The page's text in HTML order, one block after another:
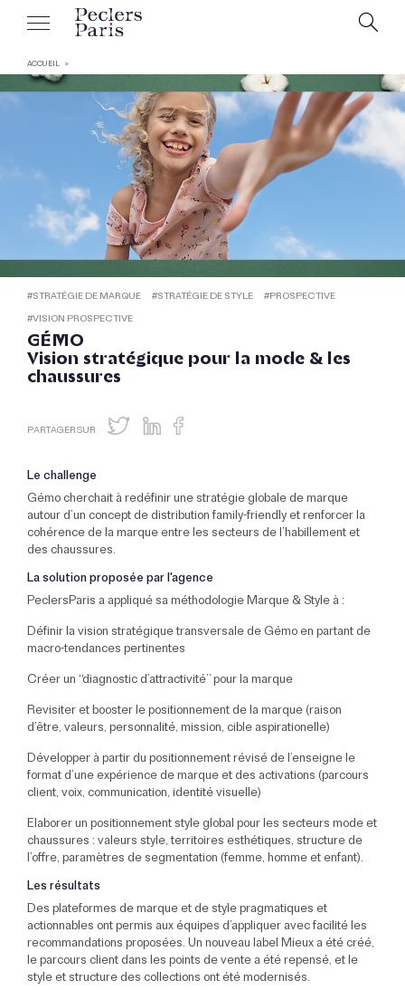
ACCUEIL
#STRATÉGIE DE MARQUE #STRATÉGIE DE STYLE #PROSPECTIVE
#VISION PROSPECTIVE
GÉMO
Vision stratégique pour la mode & les
chaussures
PARTAGER SUR
Le challenge
Gémo cherchait à redéfinir une stratégie globale de marque
autour d’un concept de distribution family-friendly et renforcer la
cohérence de la marque entre les secteurs de l’habillement et
des chaussures.
La solution proposée par l'agence
PeclersParis a appliqué sa méthodologie Marque & Style à :
Définir la vision stratégique transversale de Gémo en partant de
macro-tendances pertinentes
Créer un “diagnostic d’attractivité” pour la marque
Revisiter et booster le positionnement de la marque (raison
d’être, valeurs, personnalité, mission, cible aspirationelle)
Développer à partir du positionnement révisé de l’enseigne le
format d’une expérience de marque et des activations (parcours
client, voix, communication, identité visuelle)
Elaborer un positionnement style global pour les secteurs mode et
chaussures : valeurs style, territoires esthétiques, structure de
l’offre, paramètres de segmentation (femme, homme et enfant).
Les résultats
Des plateformes de marque et de style pragmatiques et
actionnables ont permis aux équipes d’appliquer avec facilité les
recommandations proposées. Un nouveau label Mieux a été créé,
le parcours client dans les points de vente a été repensé, et le
style et structure des collections ont été modernisés.